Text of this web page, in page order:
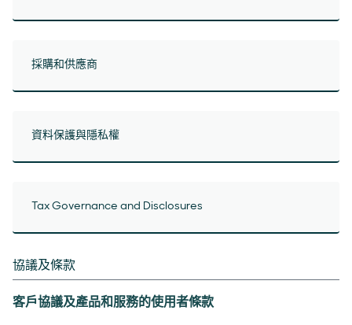
採購和供應商
資料保護與隱私權
Tax Governance and Disclosures
協議及條款
客戶協議及產品和服務的使用者條款